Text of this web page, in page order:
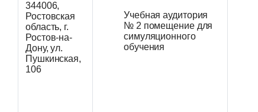
344006,
Ростовская
область, г.
Ростов-на-
Дону, ул.
Пушкинская,
106
Учебная аудитория
№ 2 помещение для
симуляционного
обучения